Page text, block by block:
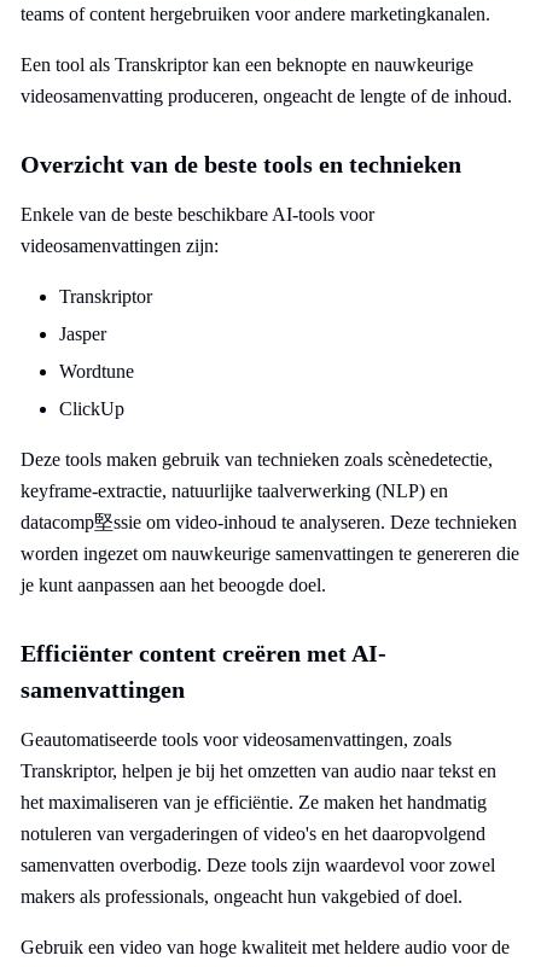
teams of content hergebruiken voor andere marketingkanalen.
Een tool als Transkriptor kan een beknopte en nauwkeurige
videosamenvatting produceren, ongeacht de lengte of de inhoud.
Overzicht van de beste tools en technieken
Enkele van de beste beschikbare AI-tools voor
videosamenvattingen zijn:
Transkriptor
Jasper
Wordtune
ClickUp
Deze tools maken gebruik van technieken zoals scènedetectie,
keyframe-extractie, natuurlijke taalverwerking (NLP) en
datacomp堅ssie om video-inhoud te analyseren. Deze technieken
worden ingezet om nauwkeurige samenvattingen te genereren die
je kunt aanpassen aan het beoogde doel.
Efficiënter content creëren met AI-
samenvattingen
Geautomatiseerde tools voor videosamenvattingen, zoals
Transkriptor, helpen je bij het omzetten van audio naar tekst en
het maximaliseren van je efficiëntie. Ze maken het handmatig
notuleren van vergaderingen of video's en het daaropvolgend
samenvatten overbodig. Deze tools zijn waardevol voor zowel
makers als professionals, ongeacht hun vakgebied of doel.
Gebruik een video van hoge kwaliteit met heldere audio voor de